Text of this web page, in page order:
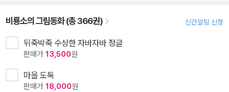
비룡소의 그림동화 (총 366권) 신간알림 신청
뒤죽박죽 수상한 자바자바 정글
판매가 13,500원
마을 도둑
판매가 18,000원